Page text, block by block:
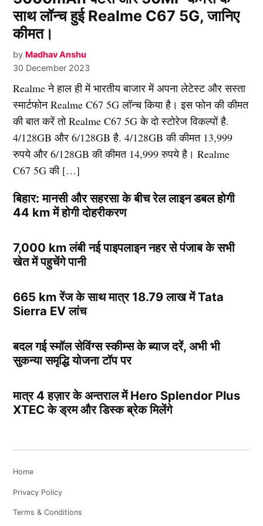
साथ लॉन्च हुई Realme C67 5G, जानिए
कीमत।
by Madhav Anshu
30 December 2023
Realme ने हाल ही में भारतीय बाजार में अपना लेटेस्ट और सस्ता
स्मार्टफोन Realme C67 5G लॉन्च किया है। इस फोन की कीमत
की बात करें तो Realme C67 5G के दो स्टोरेज विकल्पों है.
4/128GB और 6/128GB है. 4/128GB की कीमत 13,999
रुपये और 6/128GB की कीमत 14,999 रुपये है। Realme
C67 5G की […]
बिहार: मानसी और सहरसा के बीच रेल लाइन डबल होगी
44 km में होगी दोहरीकरण
7,000 km लंबी नई पाइपलाइन नहर से पंजाब के सभी
खेत में पहुचेंगे पानी
665 km रेंज के साथ मात्र 18.79 लाख में Tata
Sierra EV लांच
बदल गई स्मॉल सेविंग्स स्कीम्स के ब्याज दरें, अभी भी
सुकन्या समृद्धि योजना टॉप पर
मात्र 4 हज़ार के अन्तराल में Hero Splendor Plus
XTEC के ड्रम और डिस्क ब्रेक मिलेंगे
Home
Privacy Policy
Terms & Conditions